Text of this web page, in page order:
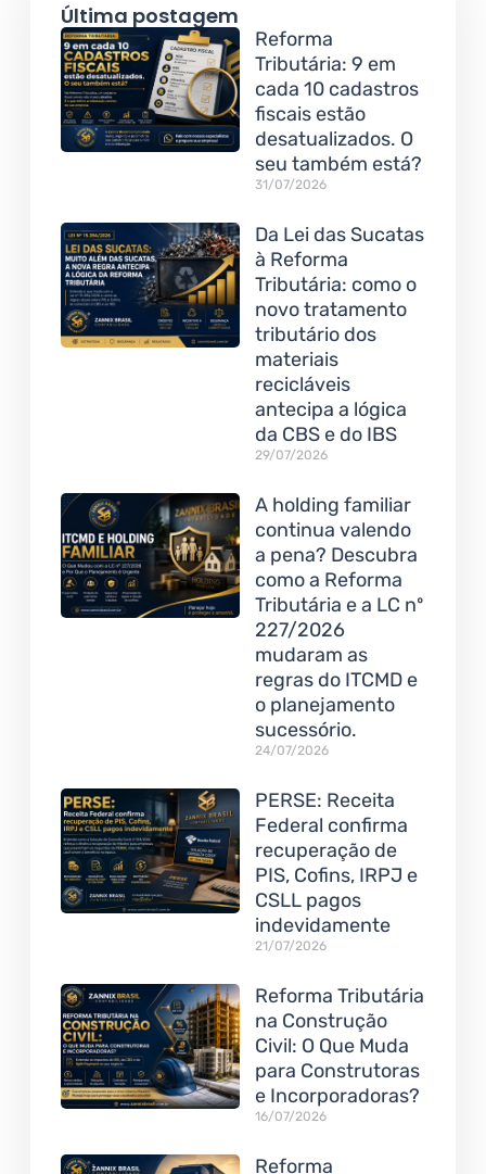
Última postagem
Reforma
Tributária: 9 em
cada 10 cadastros
fiscais estão
desatualizados. O
seu também está?
31/07/2026
Da Lei das Sucatas
à Reforma
Tributária: como o
novo tratamento
tributário dos
materiais
recicláveis
antecipa a lógica
da CBS e do IBS
29/07/2026
A holding familiar
continua valendo
a pena? Descubra
como a Reforma
Tributária e a LC nº
227/2026
mudaram as
regras do ITCMD e
o planejamento
sucessório.
24/07/2026
PERSE: Receita
Federal confirma
recuperação de
PIS, Cofins, IRPJ e
CSLL pagos
indevidamente
21/07/2026
Reforma Tributária
na Construção
Civil: O Que Muda
para Construtoras
e Incorporadoras?
16/07/2026
Reforma